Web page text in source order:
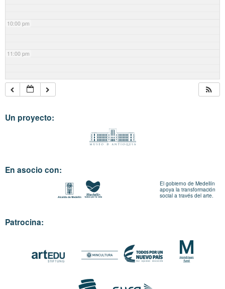
10:00 pm
11:00 pm
Un proyecto:
En asocio con:
El gobierno de Medellín
apoya la transformación
social a través del arte.
Patrocina: